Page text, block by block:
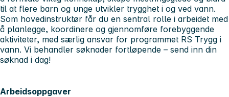
til at flere barn og unge utvikler trygghet i og ved vann.
Som hovedinstruktør får du en sentral rolle i arbeidet med
å planlegge, koordinere og gjennomføre forebyggende
aktiviteter, med særlig ansvar for programmet RS Trygg i
vann. Vi behandler søknader fortløpende – send inn din
søknad i dag!
Arbeidsoppgaver